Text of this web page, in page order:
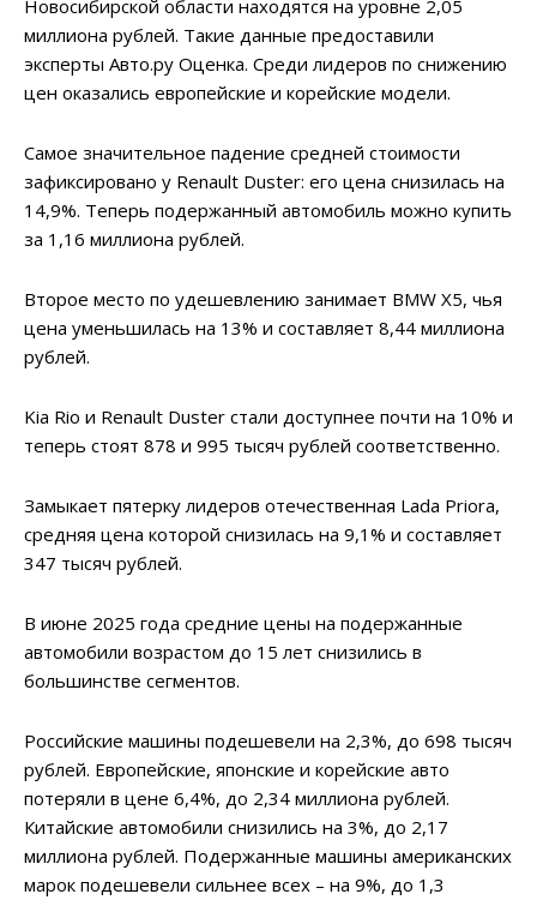
Новосибирской области находятся на уровне 2,05
миллиона рублей. Такие данные предоставили
эксперты Авто.ру Оценка. Среди лидеров по снижению
цен оказались европейские и корейские модели.
Самое значительное падение средней стоимости
зафиксировано у Renault Duster: его цена снизилась на
14,9%. Теперь подержанный автомобиль можно купить
за 1,16 миллиона рублей.
Второе место по удешевлению занимает BMW X5, чья
цена уменьшилась на 13% и составляет 8,44 миллиона
рублей.
Kia Rio и Renault Duster стали доступнее почти на 10% и
теперь стоят 878 и 995 тысяч рублей соответственно.
Замыкает пятерку лидеров отечественная Lada Priora,
средняя цена которой снизилась на 9,1% и составляет
347 тысяч рублей.
В июне 2025 года средние цены на подержанные
автомобили возрастом до 15 лет снизились в
большинстве сегментов.
Российские машины подешевели на 2,3%, до 698 тысяч
рублей. Европейские, японские и корейские авто
потеряли в цене 6,4%, до 2,34 миллиона рублей.
Китайские автомобили снизились на 3%, до 2,17
миллиона рублей. Подержанные машины американских
марок подешевели сильнее всех – на 9%, до 1,3